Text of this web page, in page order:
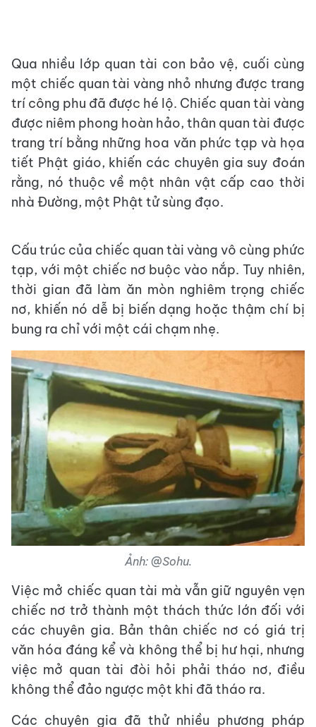
Qua nhiều lớp quan tài con bảo vệ, cuối cùng
một chiếc quan tài vàng nhỏ nhưng được trang
trí công phu đã được hé lộ. Chiếc quan tài vàng
được niêm phong hoàn hảo, thân quan tài được
trang trí bằng những hoa văn phức tạp và họa
tiết Phật giáo, khiến các chuyên gia suy đoán
rằng, nó thuộc về một nhân vật cấp cao thời
nhà Đường, một Phật tử sùng đạo.
Cấu trúc của chiếc quan tài vàng vô cùng phức
tạp, với một chiếc nơ buộc vào nắp. Tuy nhiên,
thời gian đã làm ăn mòn nghiêm trọng chiếc
nơ, khiến nó dễ bị biến dạng hoặc thậm chí bị
bung ra chỉ với một cái chạm nhẹ.
Ảnh: @Sohu.
Việc mở chiếc quan tài mà vẫn giữ nguyên vẹn
chiếc nơ trở thành một thách thức lớn đối với
các chuyên gia. Bản thân chiếc nơ có giá trị
văn hóa đáng kể và không thể bị hư hại, nhưng
việc mở quan tài đòi hỏi phải tháo nơ, điều
không thể đảo ngược một khi đã tháo ra.
Các chuyên gia đã thử nhiều phương pháp